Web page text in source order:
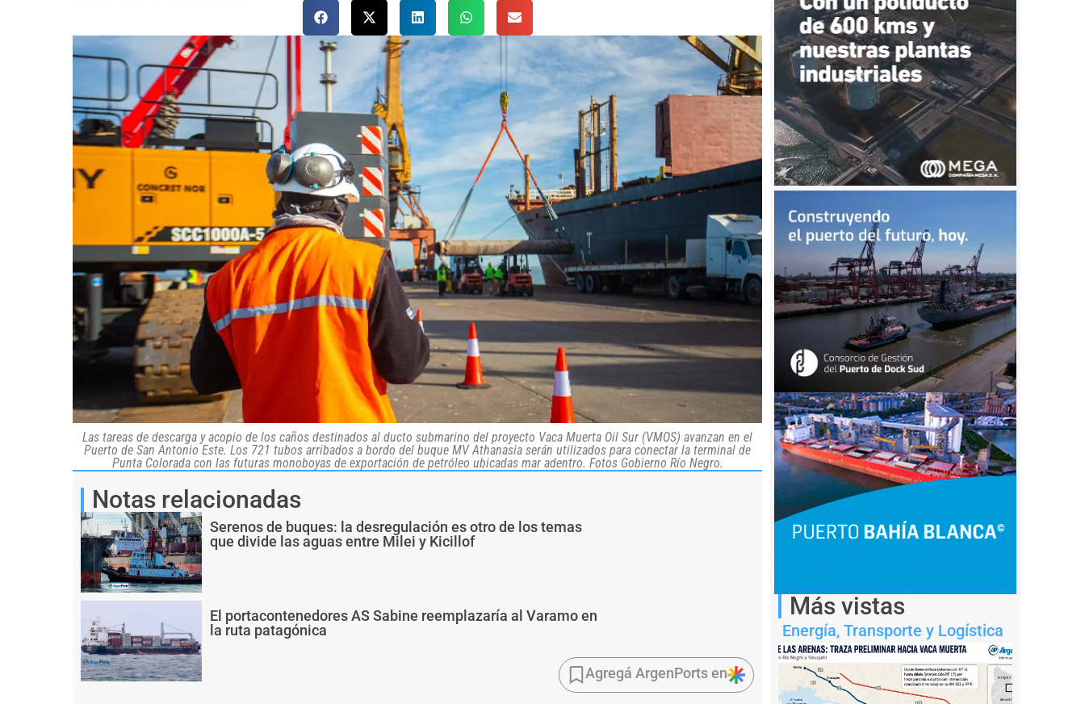
Las tareas de descarga y acopio de los caños destinados al ducto submarino del proyecto Vaca Muerta Oil Sur (VMOS) avanzan en el
Puerto de San Antonio Este. Los 721 tubos arribados a bordo del buque MV Athanasia serán utilizados para conectar la terminal de
Punta Colorada con las futuras monoboyas de exportación de petróleo ubicadas mar adentro. Fotos Gobierno Río Negro.
Notas relacionadas
Serenos de buques: la desregulación es otro de los temas
que divide las aguas entre Milei y Kicillof
El portacontenedores AS Sabine reemplazaría al Varamo en
la ruta patagónica
Agregá ArgenPorts en
Más vistas
Energía, Transporte y Logística